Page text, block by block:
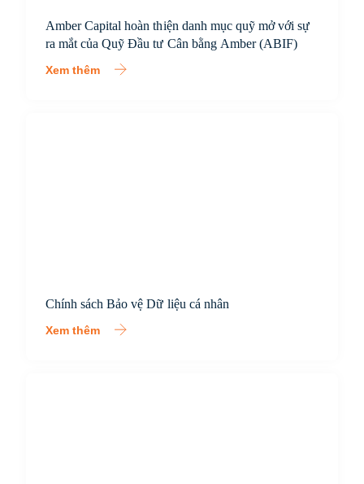
Amber Capital hoàn thiện danh mục quỹ mở với sự
ra mắt của Quỹ Đầu tư Cân bằng Amber (ABIF)
Xem thêm
Chính sách Bảo vệ Dữ liệu cá nhân
Xem thêm